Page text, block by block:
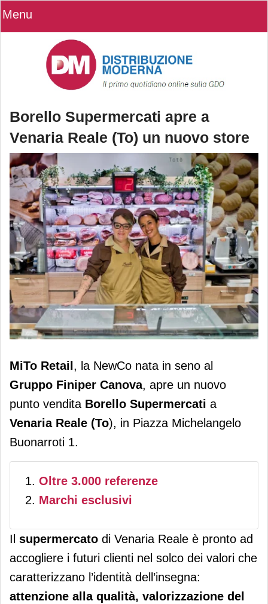
Menu
Borello Supermercati apre a
Venaria Reale (To) un nuovo store
Borello Supermercati apre a Venaria
Reale (To) un nuovo store
MiTo Retail , la NewCo nata in seno al
Gruppo Finiper Canova, apre un nuovo
punto vendita Borello Supermercati a
Venaria Reale (To), in Piazza Michelangelo
Buonarroti 1.
Oltre 3.000 referenze
Marchi esclusivi
Il supermercato di Venaria Reale è pronto ad
accogliere i futuri clienti nel solco dei valori che
caratterizzano l’identità dell’insegna:
attenzione alla qualità, valorizzazione del